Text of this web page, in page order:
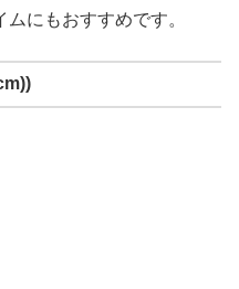
にもおすすめです。